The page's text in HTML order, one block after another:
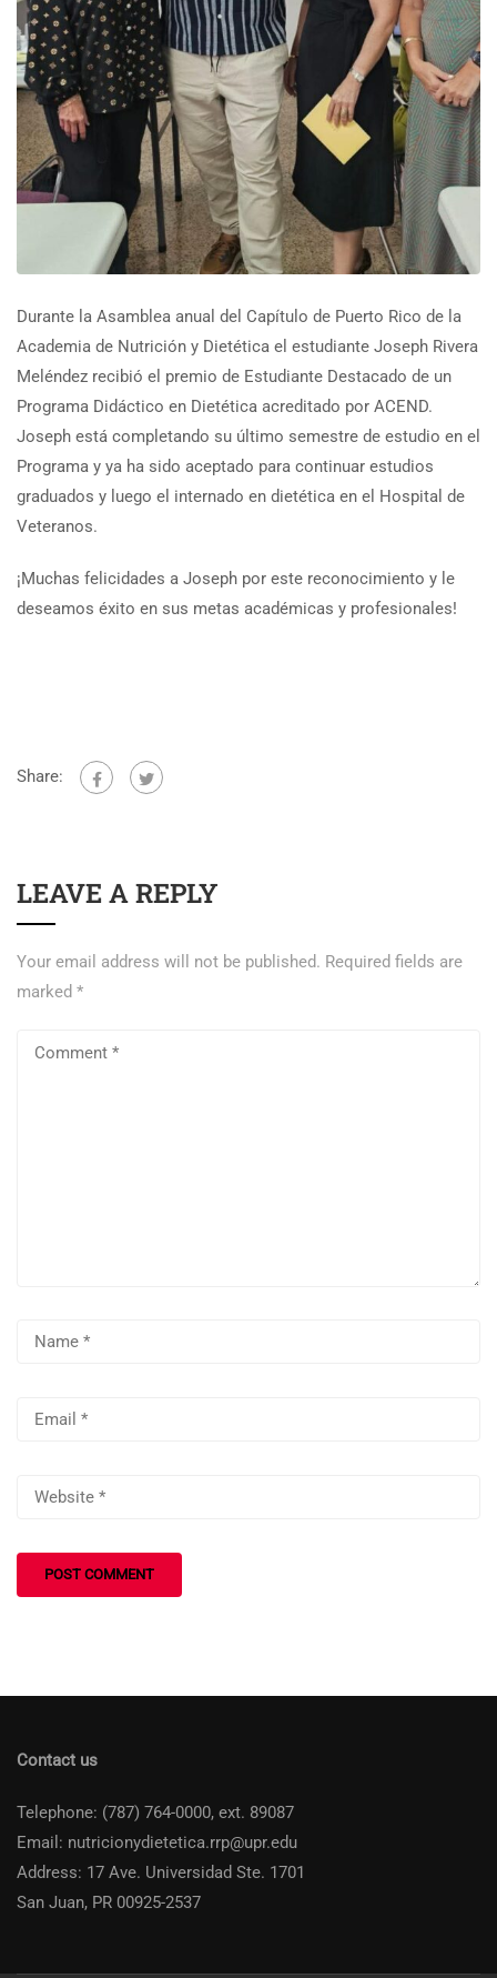
Durante la Asamblea anual del Capítulo de Puerto Rico de la
Academia de Nutrición y Dietética el estudiante Joseph Rivera
Meléndez recibió el premio de Estudiante Destacado de un
Programa Didáctico en Dietética acreditado por ACEND.
Joseph está completando su último semestre de estudio en el
Programa y ya ha sido aceptado para continuar estudios
graduados y luego el internado en dietética en el Hospital de
Veteranos.
¡Muchas felicidades a Joseph por este reconocimiento y le
deseamos éxito en sus metas académicas y profesionales!
Share:
LEAVE A REPLY
Your email address will not be published. Required fields are
marked *
Contact us
Telephone: (787) 764-0000, ext. 89087
Email: nutricionydietetica.rrp@upr.edu
Address: 17 Ave. Universidad Ste. 1701
San Juan, PR 00925-2537